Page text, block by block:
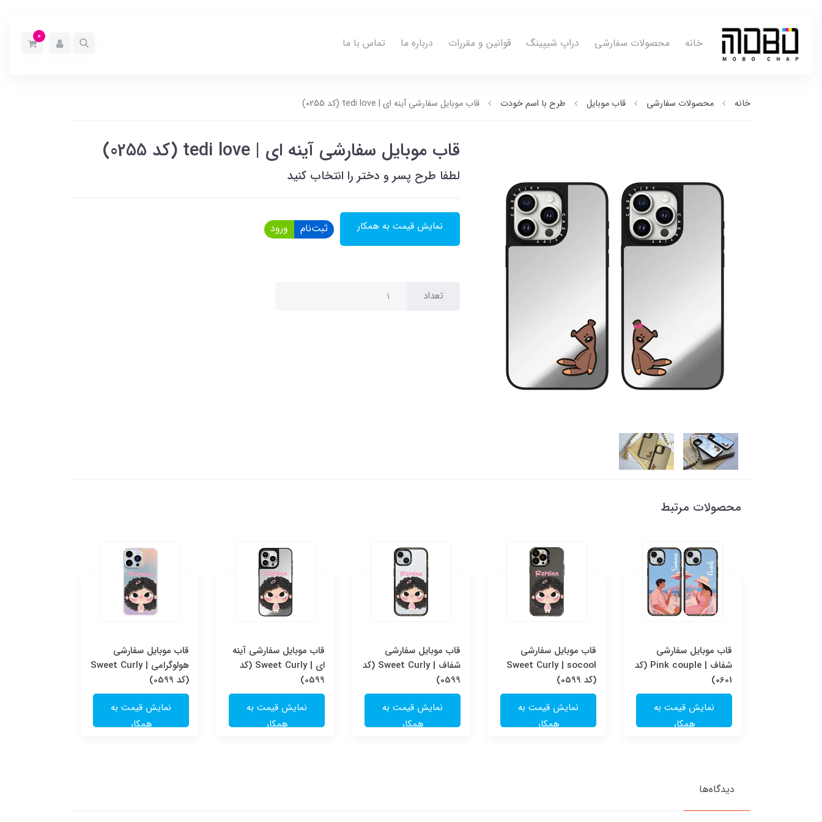
خانه محصولات سفارشی دراپ شیپینگ قوانین و مقررات درباره ما تماس با ما 0
خانه محصولات سفارشی قاب موبایل طرح با اسم خودت قاب موبایل سفارشی آینه ای | tedi love (کد 0255)
قاب موبایل سفارشی آینه ای | tedi love (کد 0255)
لطفا طرح پسر و دختر را انتخاب کنید
نمایش قیمت به همکار ثبت‌نام ورود
تعداد
محصولات مرتبط
قاب موبایل سفارشی
شفاف | Pink couple (کد
0601)
نمایش قیمت به
همکار
قاب موبایل سفارشی
Sweet Curly | socool
(کد 0599)
نمایش قیمت به
همکار
قاب موبایل سفارشی
شفاف | Sweet Curly (کد
0599)
نمایش قیمت به
همکار
قاب موبایل سفارشی آینه
ای | Sweet Curly (کد
0599)
نمایش قیمت به
همکار
قاب موبایل سفارشی
هولوگرامی | Sweet Curly
(کد 0599)
نمایش قیمت به
همکار
دیدگاه‌ها